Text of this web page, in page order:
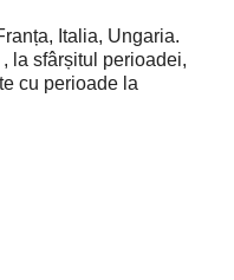
Italia, Ungaria.
la sfârșitul perioadei,
cu perioade la